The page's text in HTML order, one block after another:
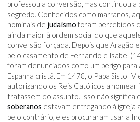
professou a conversão, mas continuou a
segredo. Conhecidos como marranos,
nominais de judaísmo foram percebidos
ainda maior à ordem social do que
conversão forçada. Depois que Aragão
pelo casamento de Fernando e Isabel
foram denunciados como um perigo para
Espanha cristã. Em 1478, o Papa Sisto IV
autorizando os Reis Católicos a nomear
tratassem do assunto. Isso não significa
soberanos estavam entregando à igreja
pelo contrário, eles procuraram usar a